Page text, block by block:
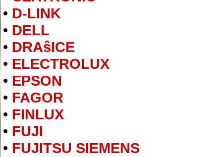
• D-LINK
• DELL
• DRAŝICE
• ELECTROLUX
• EPSON
• FAGOR
• FINLUX
• FUJI
• FUJITSU SIEMENS